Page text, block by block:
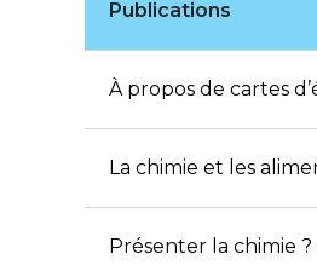
Publications
À propos de cartes
La chimie et les
Présenter la chimie ?